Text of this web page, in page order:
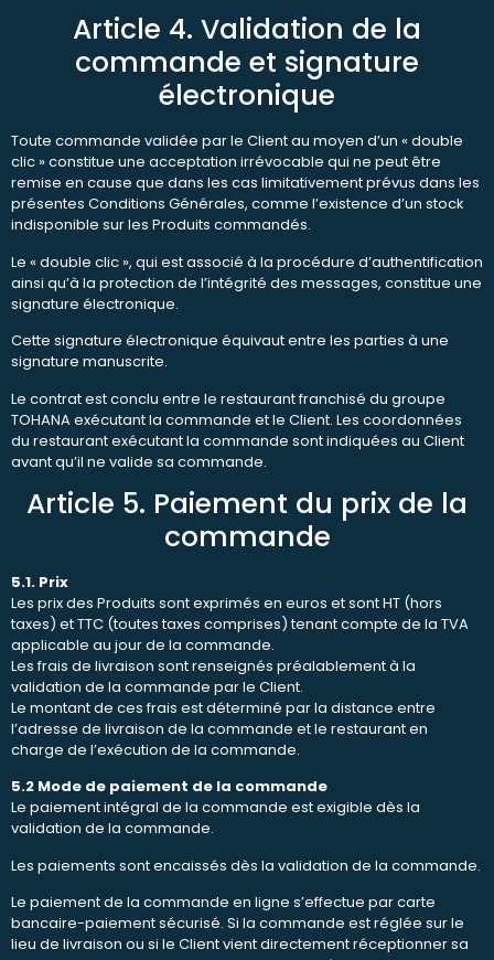
Article 4. Validation de la
commande et signature
électronique
Toute commande validée par le Client au moyen d’un « double
clic » constitue une acceptation irrévocable qui ne peut être
remise en cause que dans les cas limitativement prévus dans les
présentes Conditions Générales, comme l’existence d’un stock
indisponible sur les Produits commandés.
Le « double clic », qui est associé à la procédure d’authentification
ainsi qu’à la protection de l’intégrité des messages, constitue une
signature électronique.
Cette signature électronique équivaut entre les parties à une
signature manuscrite.
Le contrat est conclu entre le restaurant franchisé du groupe
TOHANA exécutant la commande et le Client. Les coordonnées
du restaurant exécutant la commande sont indiquées au Client
avant qu’il ne valide sa commande.
Article 5. Paiement du prix de la
commande
5.1. Prix
Les prix des Produits sont exprimés en euros et sont HT (hors
taxes) et TTC (toutes taxes comprises) tenant compte de la TVA
applicable au jour de la commande.
Les frais de livraison sont renseignés préalablement à la
validation de la commande par le Client.
Le montant de ces frais est déterminé par la distance entre
l’adresse de livraison de la commande et le restaurant en
charge de l’exécution de la commande.
5.2 Mode de paiement de la commande
Le paiement intégral de la commande est exigible dès la
validation de la commande.
Les paiements sont encaissés dès la validation de la commande.
Le paiement de la commande en ligne s’effectue par carte
bancaire-paiement sécurisé. Si la commande est réglée sur le
lieu de livraison ou si le Client vient directement réceptionner sa